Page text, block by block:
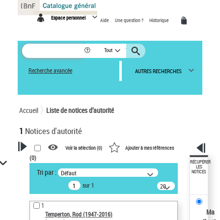
Espace personnel Aide Une question ? Historique
Tout
Recherche avancée AUTRES RECHERCHES
Accueil Liste de notices d’autorité
1 Notices d'autorité
VOTRE RECHERCHE
Recherche avancée dans les
notices d’autorité
Œuvres liées à l'auteur :
Temperton, Rod (1947-2016)
Voir la sélection (0) Ajouter à mes références
(0)
Tri par : Défaut
sur 1
20
résultats/page
1
Temperton, Rod (1947-2016)
RÉCUPÉRER
LES
NOTICES
Ma
Panneau de gestion des cookies